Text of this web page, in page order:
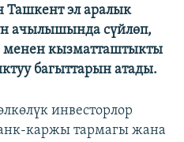
Ташкент эл аралык
ачылышында сүйлөп,
менен кызматташтыкты
багыттарын атады.
инвесторлор
каржы тармагы жана